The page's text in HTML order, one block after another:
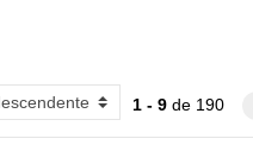
1 - 9 de 190